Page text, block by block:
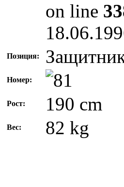
on line
Позиция:
Номер:
Рост: 190 cm
Вес: 82 kg